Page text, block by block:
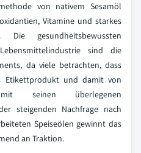
von nativem Sesamöl
Vitamine und starkes
gesundheitsbewussten
sind die
da viele betrachten, dass
Etikettprodukt und damit von
seinen überlegenen
steigenden Nachfrage nach
Speiseölen gewinnt das
an Traktion.